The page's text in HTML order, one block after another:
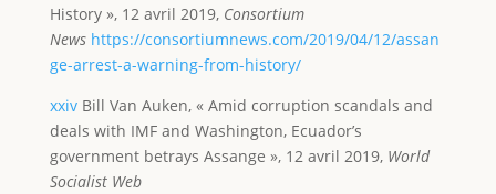
History », 12 avril 2019, Consortium
News https://consortiumnews.com/2019/04/12/assan
ge-arrest-a-warning-from-history/
xxiv Bill Van Auken, « Amid corruption scandals and
deals with IMF and Washington, Ecuador’s
government betrays Assange », 12 avril 2019,World
Socialist Web